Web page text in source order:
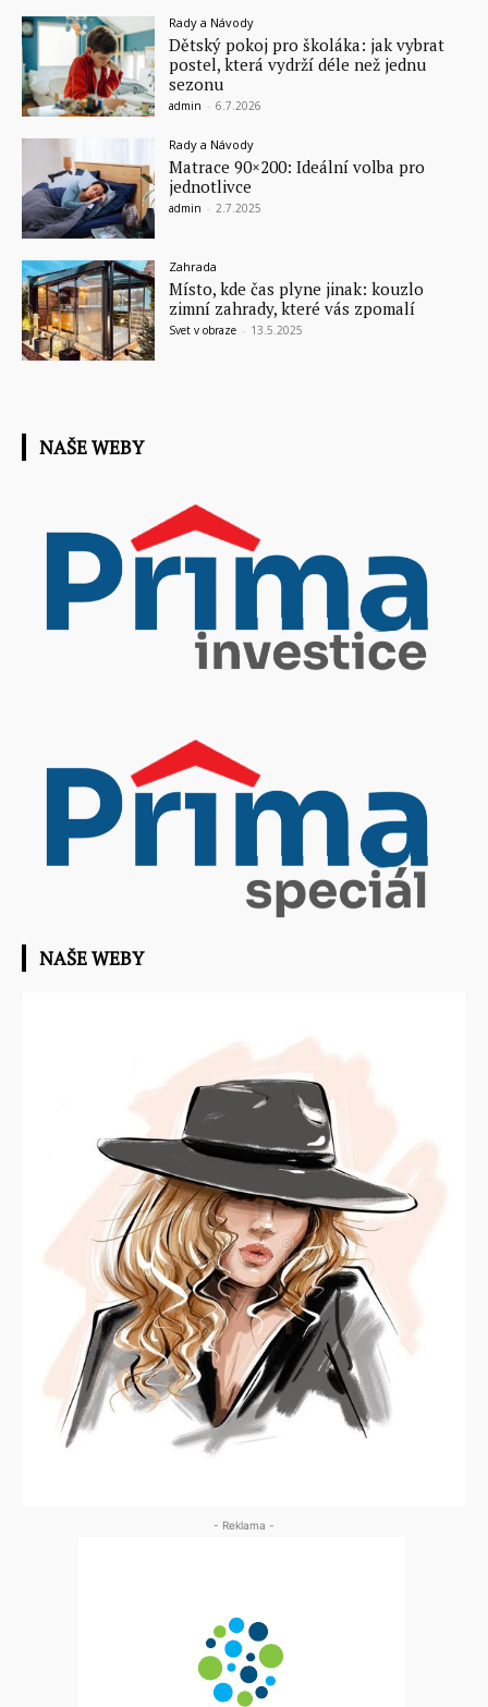
Rady a Návody
Dětský pokoj pro školáka: jak vybrat
postel, která vydrží déle než jednu
sezonu
admin - 6.7.2026
Rady a Návody
Matrace 90×200: Ideální volba pro
jednotlivce
admin - 2.7.2025
Zahrada
Místo, kde čas plyne jinak: kouzlo
zimní zahrady, které vás zpomalí
Svet v obraze - 13.5.2025
NAŠE WEBY
NAŠE WEBY
- Reklama -